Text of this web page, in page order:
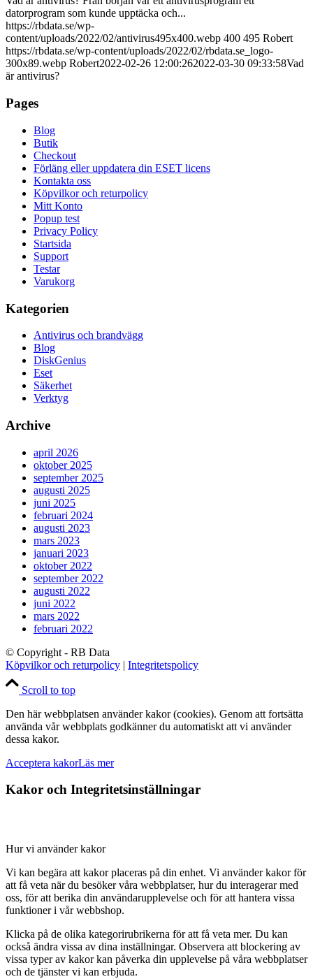
datorprogram som kunde upptäcka och...
https://rbdata.se/wp-
content/uploads/2022/02/antivirus495x400.webp 400 495 Robert
https://rbdata.se/wp-content/uploads/2022/02/rbdata.se_logo-
300x89.webp Robert2022-02-26 12:00:262022-03-30 09:33:58Vad
är antivirus?
Pages
Blog
Butik
Checkout
Förläng eller uppdatera din ESET licens
Kontakta oss
Köpvilkor och returpolicy
Mitt Konto
Popup test
Privacy Policy
Startsida
Support
Testar
Varukorg
Kategorien
Antivirus och brandvägg
Blog
DiskGenius
Eset
Säkerhet
Verktyg
Archive
april 2026
oktober 2025
september 2025
augusti 2025
juni 2025
februari 2024
augusti 2023
mars 2023
januari 2023
oktober 2022
september 2022
augusti 2022
juni 2022
mars 2022
februari 2022
© Copyright - RB Data
Köpvilkor och returpolicy | Integritetspolicy
Scroll to top
Den här webbplatsen använder kakor (cookies). Genom att fortsätta
använda vår webbplats godkänner du automatiskt att vi använder
dessa kakor.
Acceptera kakorLäs mer
Kakor och Integritetsinställningar
Hur vi använder kakor
Vi kan begära att kakor placeras på din enhet. Vi använder kakor för
att få veta när du besöker våra webbplatser, hur du interagerar med
oss, för att berika din användarupplevelse och för att hantera vissa
funktioner i vår webbshop.
Klicka på de olika kategorirubrikerna för att få veta mer. Du kan
också ändra vissa av dina inställningar. Observera att blockering av
vissa typer av kakor kan påverka din upplevelse på våra webbplatser
och de tjänster vi kan erbjuda.